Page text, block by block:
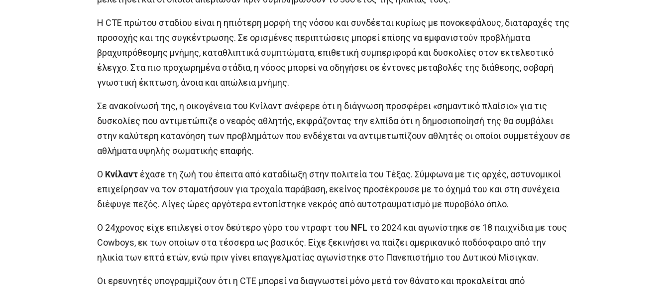
Η CTE πρώτου σταδίου είναι η ηπιότερη μορφή της νόσου και συνδέεται κυρίως με πονοκεφάλους, διαταραχές της
προσοχής και της συγκέντρωσης. Σε ορισμένες περιπτώσεις μπορεί επίσης να εμφανιστούν προβλήματα
βραχυπρόθεσμης μνήμης, καταθλιπτικά συμπτώματα, επιθετική συμπεριφορά και δυσκολίες στον εκτελεστικό
έλεγχο. Στα πιο προχωρημένα στάδια, η νόσος μπορεί να οδηγήσει σε έντονες μεταβολές της διάθεσης, σοβαρή
γνωστική έκπτωση, άνοια και απώλεια μνήμης.
Σε ανακοίνωσή της, η οικογένεια του Κνίλαντ ανέφερε ότι η διάγνωση προσφέρει «σημαντικό πλαίσιο» για τις
δυσκολίες που αντιμετώπιζε ο νεαρός αθλητής, εκφράζοντας την ελπίδα ότι η δημοσιοποίησή της θα συμβάλει
στην καλύτερη κατανόηση των προβλημάτων που ενδέχεται να αντιμετωπίζουν αθλητές οι οποίοι συμμετέχουν σε
αθλήματα υψηλής σωματικής επαφής.
Ο Κνίλαντ έχασε τη ζωή του έπειτα από καταδίωξη στην πολιτεία του Τέξας. Σύμφωνα με τις αρχές, αστυνομικοί
επιχείρησαν να τον σταματήσουν για τροχαία παράβαση, εκείνος προσέκρουσε με το όχημά του και στη συνέχεια
διέφυγε πεζός. Λίγες ώρες αργότερα εντοπίστηκε νεκρός από αυτοτραυματισμό με πυροβόλο όπλο.
Ο 24χρονος είχε επιλεγεί στον δεύτερο γύρο του ντραφτ του NFL το 2024 και αγωνίστηκε σε 18 παιχνίδια με τους
Cowboys, εκ των οποίων στα τέσσερα ως βασικός. Είχε ξεκινήσει να παίζει αμερικανικό ποδόσφαιρο από την
ηλικία των επτά ετών, ενώ πριν γίνει επαγγελματίας αγωνίστηκε στο Πανεπιστήμιο του Δυτικού Μίσιγκαν.
Οι ερευνητές υπογραμμίζουν ότι η CTE μπορεί να διαγνωστεί μόνο μετά τον θάνατο και προκαλείται από